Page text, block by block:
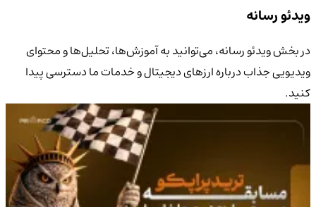
ویدئو رسانه
در بخش ویدئو رسانه، می‌توانید به آموزش‌ها، تحلیل‌ها و محتوای
ویدیویی جذاب درباره ارزهای دیجیتال و خدمات ما دسترسی پیدا
کنید.